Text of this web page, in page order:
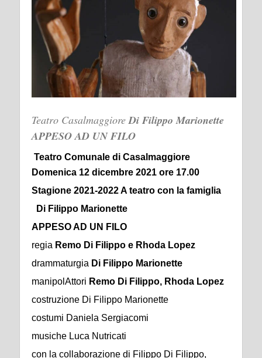
Teatro CasalmaggioreDi Filippo Marionette
APPESO AD UN FILO
Teatro Comunale di Casalmaggiore
Domenica 12 dicembre 2021 ore 17.00
Stagione 2021-2022 A teatro con la famiglia
Di Filippo Marionette
APPESO AD UN FILO
regia Remo Di Filippo e Rhoda Lopez
drammaturgia Di Filippo Marionette
manipolAttori Remo Di Filippo, Rhoda Lopez
costruzione Di Filippo Marionette
costumi Daniela Sergiacomi
musiche Luca Nutricati
con la collaborazione di Filippo Di Filippo,